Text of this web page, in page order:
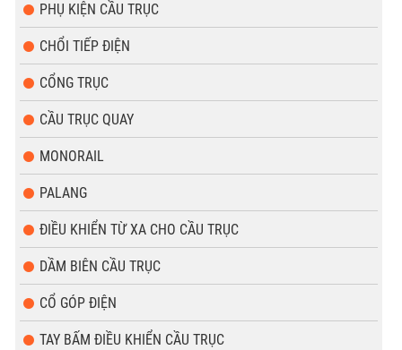
PHỤ KIỆN CẦU TRỤC
CHỔI TIẾP ĐIỆN
CỔNG TRỤC
CẦU TRỤC QUAY
MONORAIL
PALANG
ĐIỀU KHIỂN TỪ XA CHO CẦU TRỤC
DẦM BIÊN CẦU TRỤC
CỔ GÓP ĐIỆN
TAY BẤM ĐIỀU KHIỂN CẦU TRỤC